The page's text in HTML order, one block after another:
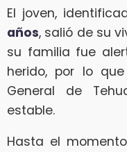
El joven,
años, salió de su
su familia fue
herido, por lo
General de
estable.
Hasta el